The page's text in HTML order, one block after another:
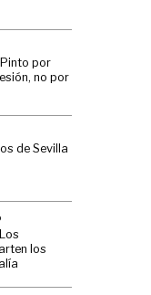
por
no por
de Sevilla
los